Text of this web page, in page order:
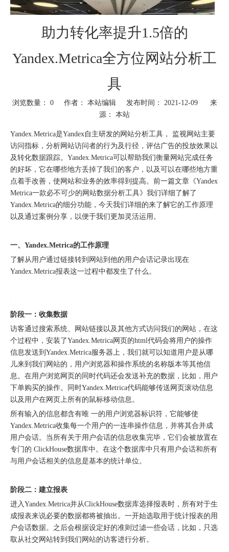
助力转化率提升1.5倍的
Yandex.Metrica全方位网站分析工
具
浏览数量： 0作者： 本站编辑 发布时间： 2021-12-09 来
源： 本站
Yandex.Metrica是Yandex自主研发的网站分析工具， 监视网站主要
访问指标，分析网站访问者的行为及行径，评估广告的投放效果以
及转化数据跟踪。Yandex.Metrica可以帮助我们衡量网站完成任务
的好坏，它在哪些地方丢掉了我们的客户，以及可以在哪些地方重
点着手改善，使网站和业务的效率得到提高。前一篇文章《Yandex
Metrica一款必不可少的网站数据分析工具》我们详细了解了
Yandex.Metrica的细分功能，今天我们详细的来了解它的工作原理
以及通过案例分享，以便于我们更加灵活运用。
一、Yandex.Metrica的工作原理
了解从用户通过链接转到网站到他的用户会话记录出现在
Yandex.Metrica报表这一过程中都发生了什么。
阶段一：收集数据
访客通过搜索系统、网站链接以及其他方式访问我们的网站，在这
个过程中，安装了Yandex.Metrica网页的html代码会将用户的操作
信息发送到Yandex.Metrica服务器上，我们就可以知道用户是从哪
儿来到我们网站的，用户浏览器和操作系统的名称版本等其他信
息。在用户浏览网页的同时代码还会发送补充的数据，比如，用户
下单购买的操作。同时Yandex.Metrica代码能够传送网页滚动信息
以及用户在网页上所有的鼠标移动信息。
所有输入的信息都含有唯 一的用户浏览器标识符，它能够使
Yandex.Metrica收集每一个用户的一连串操作信息，并将其合并成
用户会话。当所有关于用户会话的信息收集完毕，它们会被放置在
专门的 ClickHouse数据库中。在这个数据库中只有用户会话和所有
与用户会话相关的信息是基本的统计单位。
阶段二：建立报表
进入Yandex.Metrica并从ClickHouse数据库选择报表时，所有对于生
成报表来说必要的数据都将被抽出。一开始选取用于统计报表的用
户会话数据。之后会根据设定好的准则过滤一些会话，比如，只选
取从社交网站转到我们网站的访客进行分析。